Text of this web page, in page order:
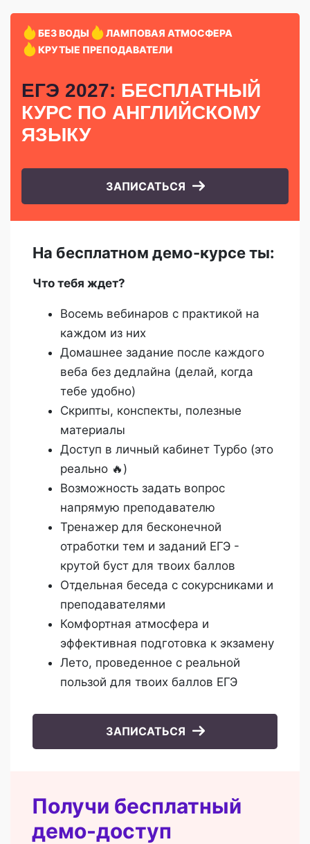
БЕЗ ВОДЫ
ЛАМПОВАЯ АТМОСФЕРА
КРУТЫЕ ПРЕПОДАВАТЕЛИ
ЕГЭ 2027: БЕСПЛАТНЫЙ
КУРС ПО АНГЛИЙСКОМУ
ЯЗЫКУ
ЗАПИСАТЬСЯ
На бесплатном демо-курсе ты:
Что тебя ждет?
Восемь вебинаров с практикой на
каждом из них
Домашнее задание после каждого
веба без дедлайна (делай, когда
тебе удобно)
Скрипты, конспекты, полезные
материалы
Доступ в личный кабинет Турбо (это
реально 🔥)
Возможность задать вопрос
напрямую преподавателю
Тренажер для бесконечной
отработки тем и заданий ЕГЭ -
крутой буст для твоих баллов
Отдельная беседа с сокурсниками и
преподавателями
Комфортная атмосфера и
эффективная подготовка к экзамену
Лето, проведенное с реальной
пользой для твоих баллов ЕГЭ
ЗАПИСАТЬСЯ
Получи бесплатный
демо-доступ